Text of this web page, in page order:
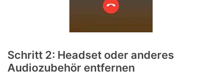
Schritt 2: Headset oder anderes
Audiozubehör entfernen